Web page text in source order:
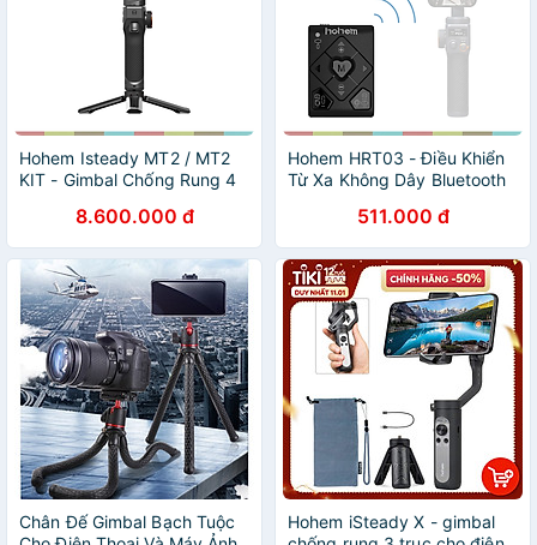
Hohem Isteady MT2 / MT2
KIT - Gimbal Chống Rung 4
Smartphone, Camera Action,
Máy Ảnh Cỡ Nhỏ Và DSLR,
Tích Hợp Cảm Biến AI, Tải
Trọng 1.2Kg - Hàng chính
hãng
8.600.000 đ
Hohem HRT03 - Điều Khiển
Từ Xa Không Dây Bluetooth
chính hãng511.000 đ
Chân Đế Gimbal Bạch Tuộc
Hohem iSteady X - gimbal